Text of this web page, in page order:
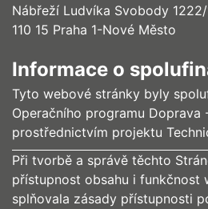
Nábřeží Ludvíka Svobody 1222/
110 15 Praha 1-Nové Město
Informace o
Tyto webové stránky byly
Operačního programu Doprava
prostřednictvím projektu
Při tvorbě a správě těchto
přístupnost obsahu i funkčnost
splňovala zásady přístupnosti